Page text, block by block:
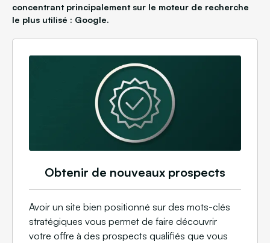
concentrant principalement sur le moteur de recherche
le plus utilisé : Google.
Obtenir de nouveaux prospects
Avoir un site bien positionné sur des mots-clés
stratégiques vous permet de faire découvrir
votre offre à des prospects qualifiés que vous